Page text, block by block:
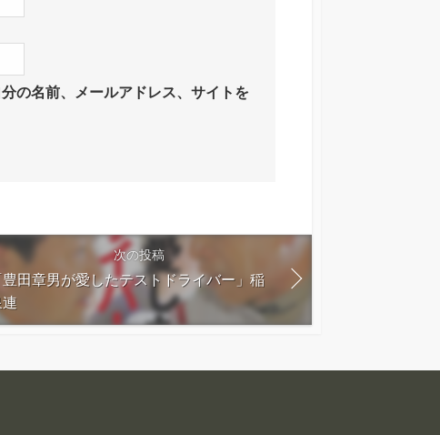
の名前、メールアドレス、サイトを
次の投稿
豊田章男が愛したテストドライバー」稲